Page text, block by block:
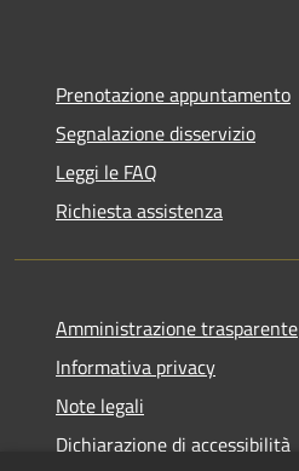
Prenotazione appuntamento
Segnalazione disservizio
Leggi le FAQ
Richiesta assistenza
Amministrazione trasparente
Informativa privacy
Note legali
Dichiarazione di accessibilità